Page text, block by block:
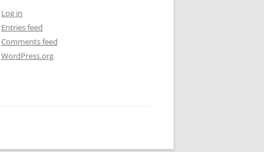
Log in
Entries feed
Comments feed
WordPress.org